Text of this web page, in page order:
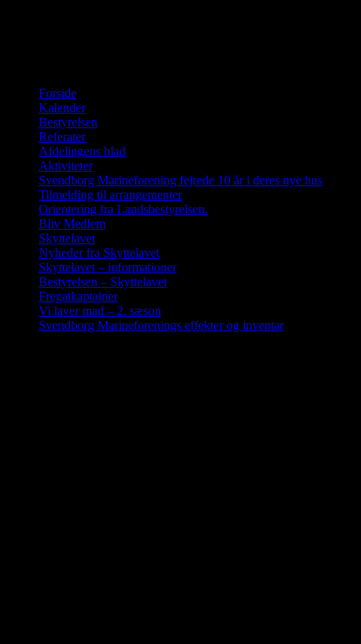
Forside
Kalender
Bestyrelsen
Referater
Afdelingens blad
Aktiviteter
Svendborg Marineforening fejrede 10 år i deres nye hus
Tilmelding til arrangementer
Orientering fra Landsbestyrelsen.
Bliv Medlem
Skyttelavet
Nyheder fra Skyttelavet
Skyttelavet – informationer
Bestyrelsen – Skyttelavet
Fregatkaptajner
Vi laver mad – 2. sæson
Svendborg Marineforenings effekter og inventar